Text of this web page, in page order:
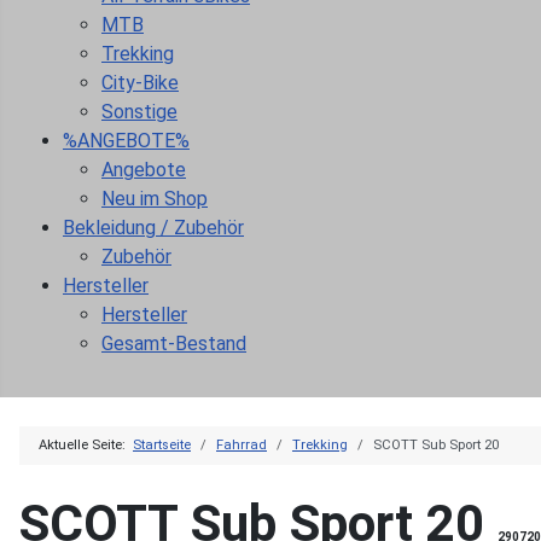
MTB
Trekking
City-Bike
Sonstige
%ANGEBOTE%
Angebote
Neu im Shop
Bekleidung / Zubehör
Zubehör
Hersteller
Hersteller
Gesamt-Bestand
Aktuelle Seite: Startseite Fahrrad Trekking SCOTT Sub Sport 20
SCOTT Sub Sport 20